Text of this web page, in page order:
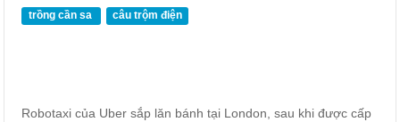
trồng cần sa câu trộm điện
Robotaxi của Uber sắp lăn bánh tại London, sau khi được cấp